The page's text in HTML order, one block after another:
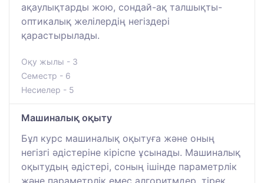
ақаулықтарды жою, сондай-ақ талшықты-
оптикалық желілердің негіздері
қарастырылады.
Оқу жылы - 3
Семестр - 6
Несиелер - 5
Машиналық оқыту
Бұл курс машиналық оқытуға және оның
негізгі әдістеріне кіріспе ұсынады. Машиналық
оқытудың әдістері, соның ішінде параметрлік
және параметрлік емес алгоритмдер, тірек